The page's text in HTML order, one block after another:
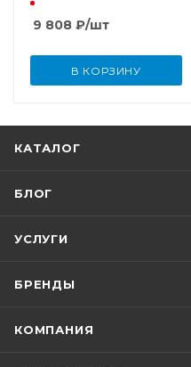
9 808 ₽/шт
В КОРЗИНУ
КАТАЛОГ
БЛОГ
УСЛУГИ
БРЕНДЫ
КОМПАНИЯ